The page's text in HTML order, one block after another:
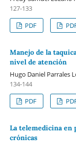
127-133
PDF
Manejo de la
nivel de atención
Hugo Daniel Parrales
134-144
PDF
La telemedicina en
crónicas